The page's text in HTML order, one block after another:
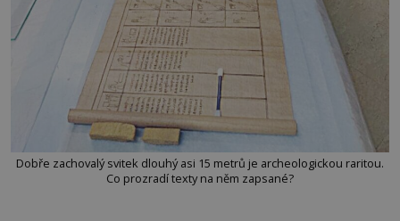
Dobře zachovalý svitek dlouhý asi 15 metrů je archeologickou raritou.
Co prozradí texty na něm zapsané?